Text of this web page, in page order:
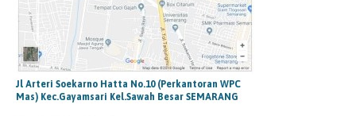
Jl Arteri Soekarno Hatta No.10 (Perkantoran WPC
Mas) Kec.Gayamsari Kel.Sawah Besar SEMARANG